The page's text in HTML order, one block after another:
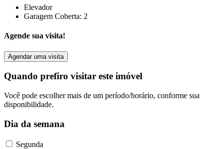
Elevador
Garagem Coberta: 2
Agende sua visita!
Agendar uma visita
Quando prefiro visitar este imóvel
Você pode escolher mais de um período/horário, conforme sua
disponibilidade.
Dia da semana
Segunda